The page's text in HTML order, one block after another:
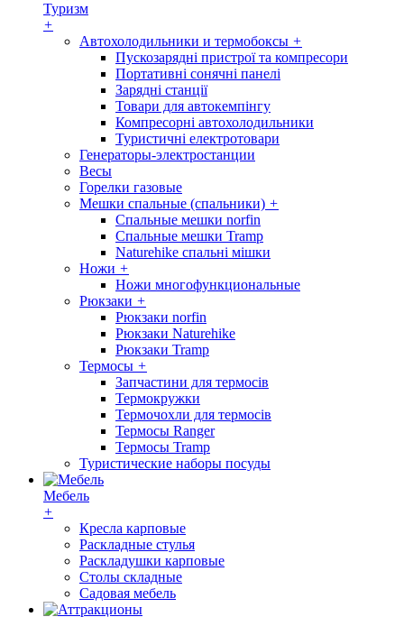
Туризм
+
Автохолодильники и термобоксы +
Пускозарядні пристрої та компресори
Портативні сонячні панелі
Зарядні станції
Товари для автокемпінгу
Компресорні автохолодильники
Туристичні електротовари
Генераторы-электростанции
Весы
Горелки газовые
Мешки спальные (спальники) +
Спальные мешки norfin
Спальные мешки Tramp
Naturehike спальні мішки
Ножи +
Ножи многофункциональные
Рюкзаки +
Рюкзаки norfin
Рюкзаки Naturehike
Рюкзаки Tramp
Термосы +
Запчастини для термосів
Термокружки
Термочохли для термосів
Термосы Ranger
Термосы Tramp
Туристические наборы посуды
Мебель
+
Кресла карповые
Раскладные стулья
Раскладушки карповые
Столы складные
Садовая мебель